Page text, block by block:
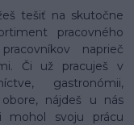
tešiť na skutočne
pracovného
naprieč
Či už pracuješ v
gastronómii,
nájdeš u nás
svoju prácu